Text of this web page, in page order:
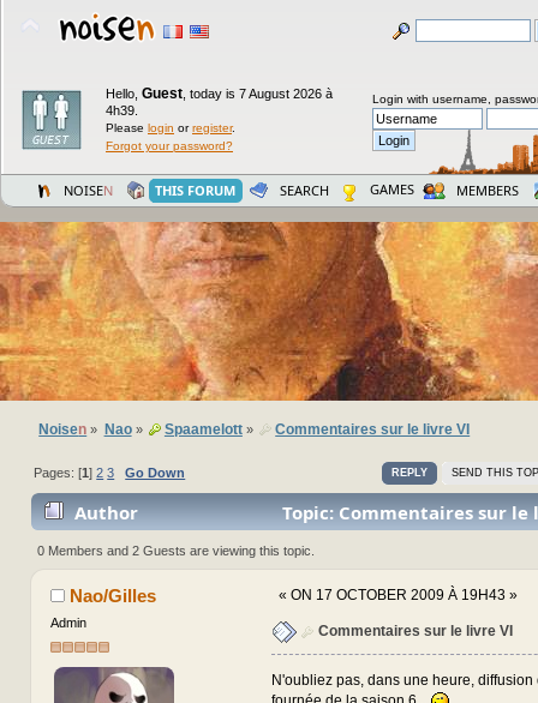
Hello, Guest today is 7 August 2026 à
4h39.
Please login orregister.
Forgot your password?
Login with username,
NOISEN THIS FORUM SEARCH GAMES MEMBERS
Noisen » Nao» Spaamelott» Commentaires sur le livre VI
REPLY SEND THIS
Pages: [1]2 3 Go Down
Author
Topic: Commentaires sur le
320478 times)
0 Members and 2 Guests are viewing this topic.
Nao/Gilles
Admin
« ON 17 OCTOBER 2009 À 19H43 »
Commentaires sur le livre VI
N'oubliez pas, dans une heure, diffusion